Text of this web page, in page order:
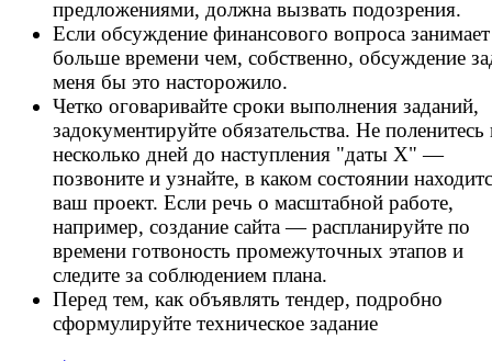
предложениями, должна вызвать подозрения.
Если обсуждение финансового вопроса занимает
больше времени чем, собственно, обсуждение
меня бы это насторожило.
Четко оговаривайте сроки выполнения заданий,
задокументируйте обязательства. Не поленитесь
несколько дней до наступления "даты Х" —
позвоните и узнайте, в каком состоянии
ваш проект. Если речь о масштабной работе,
например, создание сайта — распланируйте по
времени готвоность промежуточных этапов и
следите за соблюдением плана.
Перед тем, как объявлять тендер, подробно
сформулируйте техническое задание